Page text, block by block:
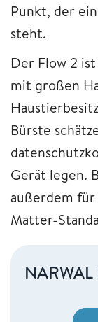
Punkt, der
steht.
Der Flow 2
mit großen
Bürste
Gerät legen.
außerdem
Matter-